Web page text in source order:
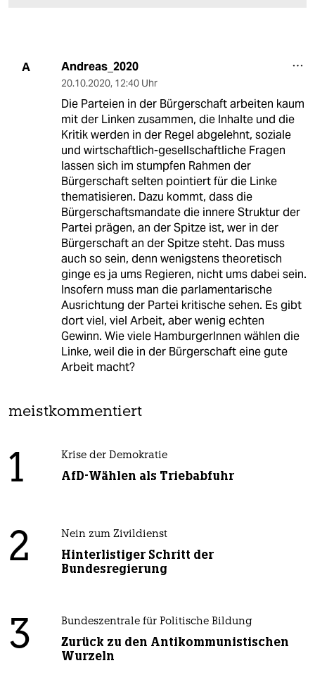
A Andreas_2020
20.10.2020, 12:40 Uhr
Die Parteien in der Bürgerschaft arbeiten kaum
mit der Linken zusammen, die Inhalte und die
Kritik werden in der Regel abgelehnt, soziale
und wirtschaftlich-gesellschaftliche Fragen
lassen sich im stumpfen Rahmen der
Bürgerschaft selten pointiert für die Linke
thematisieren. Dazu kommt, dass die
Bürgerschaftsmandate die innere Struktur der
Partei prägen, an der Spitze ist, wer in der
Bürgerschaft an der Spitze steht. Das muss
auch so sein, denn wenigstens theoretisch
ginge es ja ums Regieren, nicht ums dabei sein.
Insofern muss man die parlamentarische
Ausrichtung der Partei kritische sehen. Es gibt
dort viel, viel Arbeit, aber wenig echten
Gewinn. Wie viele HamburgerInnen wählen die
Linke, weil die in der Bürgerschaft eine gute
Arbeit macht?
meistkommentiert
1 Krise der Demokratie
AfD-Wählen als Triebabfuhr
2 Nein zum Zivildienst
Hinterlistiger Schritt der
Bundesregierung
3 Bundeszentrale für Politische Bildung
Zurück zu den Antikommunistischen
Wurzeln